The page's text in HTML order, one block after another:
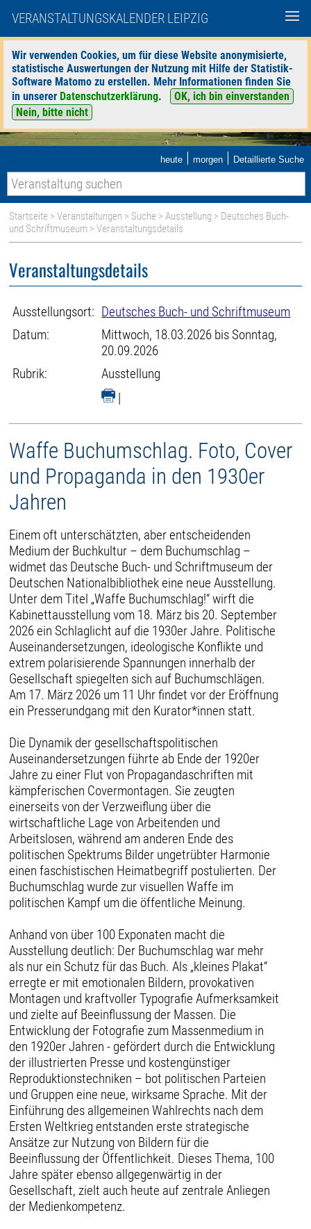
VERANSTALTUNGSKALENDER LEIPZIG
Wir verwenden Cookies, um für diese Website anonymisierte,
statistische Auswertungen der Nutzung mit Hilfe der Statistik-
Software Matomo zu erstellen. Mehr Informationen finden Sie
in unserer Datenschutzerklärung.
OK, ich bin einverstanden
Nein, bitte nicht
heute | morgen | Detaillierte Suche
Startseite >Veranstaltungen > Suche >Ausstellung > Deutsches Buch-
und Schriftmuseum > Veranstaltungsdetails
Veranstaltungsdetails
Ausstellungsort: Deutsches Buch- und Schriftmuseum
Datum:
Mittwoch, 18.03.2026 bis Sonntag,
20.09.2026
Rubrik:
Ausstellung
|
Waffe Buchumschlag. Foto, Cover
und Propaganda in den 1930er
Jahren
Einem oft unterschätzten, aber entscheidenden
Medium der Buchkultur – dem Buchumschlag –
widmet das Deutsche Buch- und Schriftmuseum der
Deutschen Nationalbibliothek eine neue Ausstellung.
Unter dem Titel „Waffe Buchumschlag!“ wirft die
Kabinettausstellung vom 18. März bis 20. September
2026 ein Schlaglicht auf die 1930er Jahre. Politische
Auseinandersetzungen, ideologische Konflikte und
extrem polarisierende Spannungen innerhalb der
Gesellschaft spiegelten sich auf Buchumschlägen.
Am 17. März 2026 um 11 Uhr findet vor der Eröffnung
ein Presserundgang mit den Kurator*innen statt.
Die Dynamik der gesellschaftspolitischen
Auseinandersetzungen führte ab Ende der 1920er
Jahre zu einer Flut von Propagandaschriften mit
kämpferischen Covermontagen. Sie zeugten
einerseits von der Verzweiflung über die
wirtschaftliche Lage von Arbeitenden und
Arbeitslosen, während am anderen Ende des
politischen Spektrums Bilder ungetrübter Harmonie
einen faschistischen Heimatbegriff postulierten. Der
Buchumschlag wurde zur visuellen Waffe im
politischen Kampf um die öffentliche Meinung.
Anhand von über 100 Exponaten macht die
Ausstellung deutlich: Der Buchumschlag war mehr
als nur ein Schutz für das Buch. Als „kleines Plakat“
erregte er mit emotionalen Bildern, provokativen
Montagen und kraftvoller Typografie Aufmerksamkeit
und zielte auf Beeinflussung der Massen. Die
Entwicklung der Fotografie zum Massenmedium in
den 1920er Jahren - gefördert durch die Entwicklung
der illustrierten Presse und kostengünstiger
Reproduktionstechniken – bot politischen Parteien
und Gruppen eine neue, wirksame Sprache. Mit der
Einführung des allgemeinen Wahlrechts nach dem
Ersten Weltkrieg entstanden erste strategische
Ansätze zur Nutzung von Bildern für die
Beeinflussung der Öffentlichkeit. Dieses Thema, 100
Jahre später ebenso allgegenwärtig in der
Gesellschaft, zielt auch heute auf zentrale Anliegen
der Medienkompetenz.